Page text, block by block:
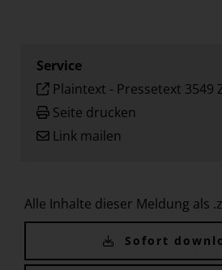
Service
Plaintext - Pressetext 3549
Seite drucken
Link mailen
Alle Inhalte dieser Meldung als
Sofort